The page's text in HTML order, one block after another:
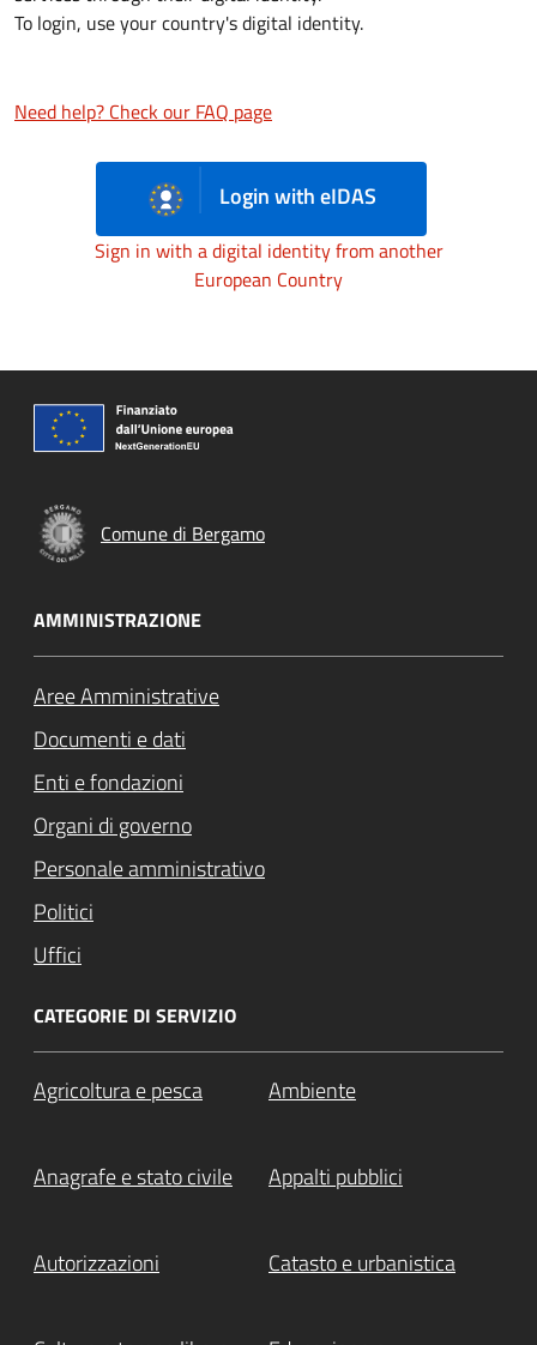
To login, use your country's digital identity.
Need help? Check our FAQ page
Login with eIDAS
Sign in with a digital identity from another
European Country
Comune di Bergamo
AMMINISTRAZIONE
Aree Amministrative
Documenti e dati
Enti e fondazioni
Organi di governo
Personale amministrativo
Politici
Uffici
CATEGORIE DI SERVIZIO
Agricoltura e pesca Ambiente
Anagrafe e stato civile Appalti pubblici
Autorizzazioni Catasto e urbanistica